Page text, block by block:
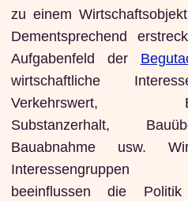
zu einem
Dementsprechend
Aufgabenfeld der
wirtschaftliche
Verkehrswert,
Substanzerhalt,
Bauabnahme usw.
Interessengruppen
beeinflussen die